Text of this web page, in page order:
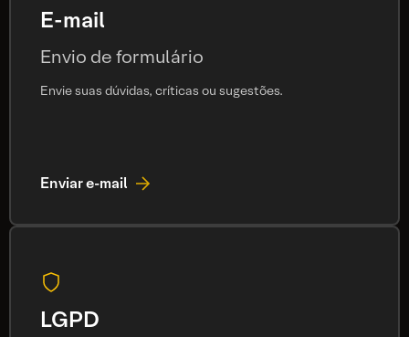
E-mail
Envio de formulário
Envie suas dúvidas, críticas ou sugestões.
Enviar e-mail
LGPD